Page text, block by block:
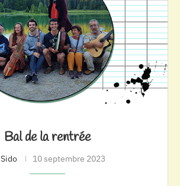
Bal de la rentrée
Sido 10 septembre 2023